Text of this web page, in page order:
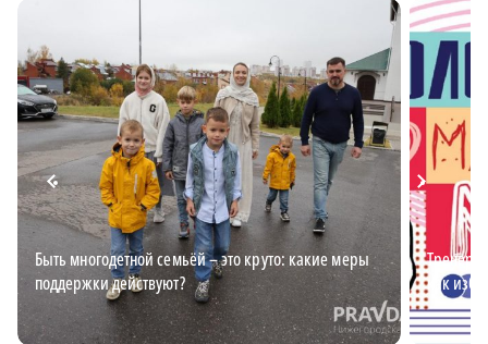
Быть многодетной семьёй – это круто: какие меры
поддержки действуют?
Тренер
как